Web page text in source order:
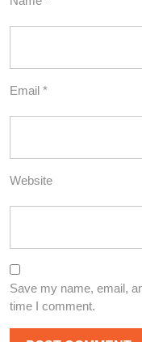
Email *
Website
Save my name, email,
time I comment.